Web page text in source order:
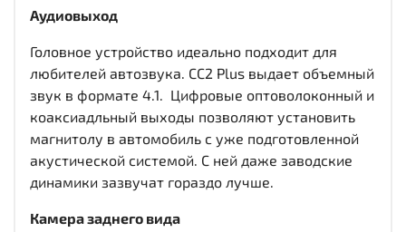
Аудиовыход
Головное устройство идеально подходит для
любителей автозвука. CC2 Plus выдает объемный
звук в формате 4.1. Цифровые оптоволоконный и
коаксиадльный выходы позволяют установить
магнитолу в автомобиль с уже подготовленной
акустической системой. С ней даже заводские
динамики зазвучат гораздо лучше.
Камера заднего вида